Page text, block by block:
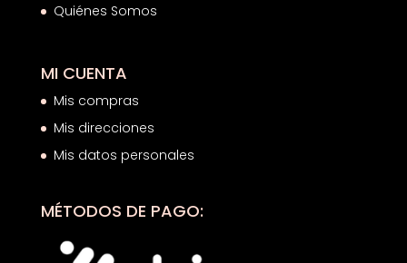
Quiénes Somos
MI CUENTA
Mis compras
Mis direcciones
Mis datos personales
MÉTODOS DE PAGO: